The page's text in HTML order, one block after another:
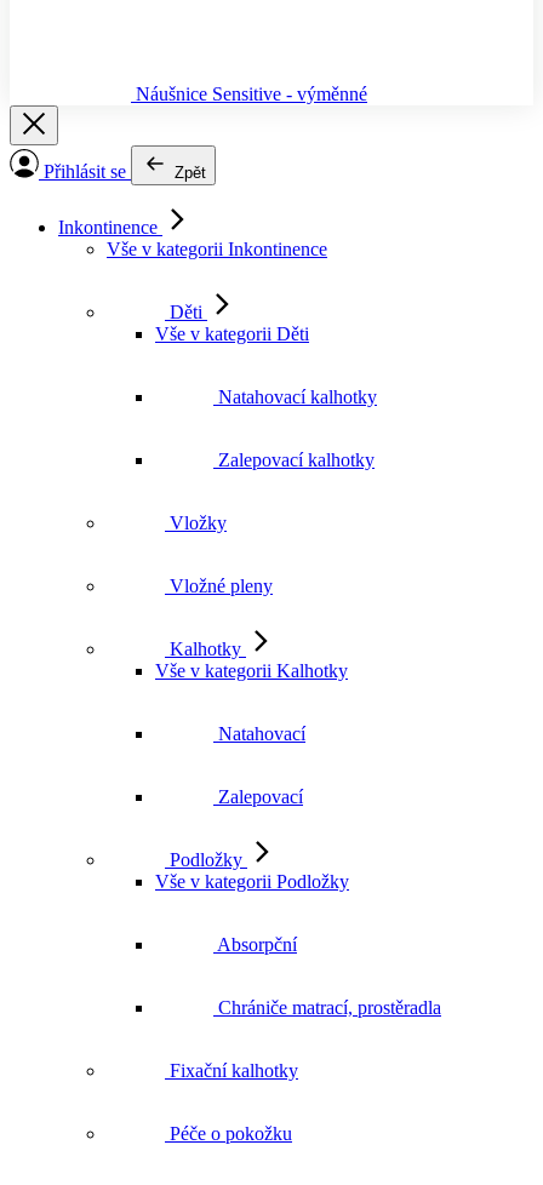
Náušnice Sensitive - výměnné
Přihlásit se Zpět
Inkontinence
Vše v kategorii Inkontinence
Děti
Vše v kategorii Děti
Natahovací kalhotky
Zalepovací kalhotky
Vložky
Vložné pleny
Kalhotky
Vše v kategorii Kalhotky
Natahovací
Zalepovací
Podložky
Vše v kategorii Podložky
Absorpční
Chrániče matrací, prostěradla
Fixační kalhotky
Péče o pokožku